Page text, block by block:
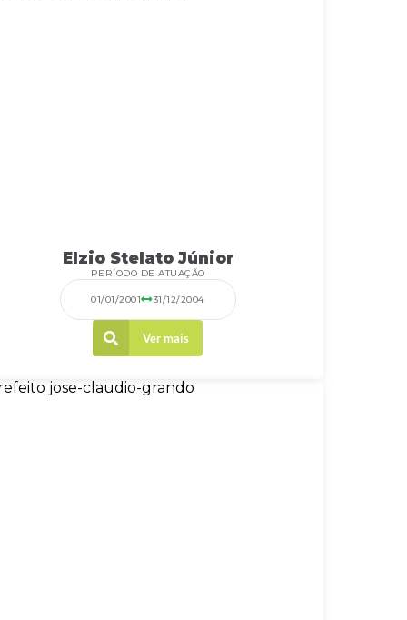
Elzio Stelato Júnior
PERÍODO DE ATUAÇÃO
01/01/2001 31/12/2004
Ver mais